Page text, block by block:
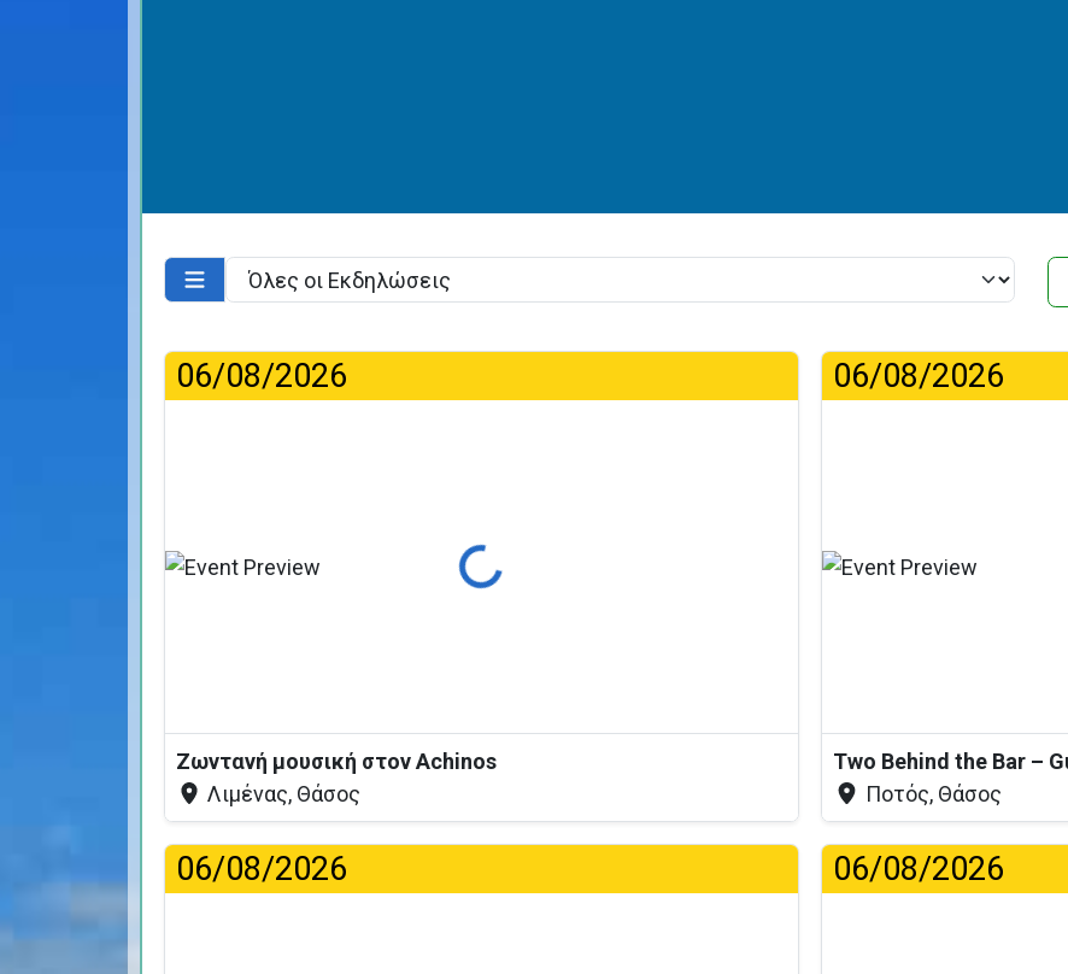
06/08/2026
Φόρτωση...
Ζωντανή μουσική στον Achinos
Λιμένας, Θάσος
06/08/2026
Two Behind the Bar –
Ποτός, Θάσος
06/08/2026 06/08/2026